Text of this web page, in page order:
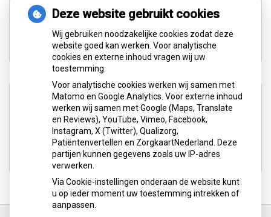
Tel:0513 463 905
praktijk@tandarts-gorredijk.nl
Aangesloten bij:
Deze website gebruikt cookies
Wij gebruiken noodzakelijke cookies zodat deze
website goed kan werken. Voor analytische
cookies en externe inhoud vragen wij uw
toestemming.
Voor analytische cookies werken wij samen met
Matomo en Google Analytics. Voor externe inhoud
werken wij samen met Google (Maps, Translate
en Reviews), YouTube, Vimeo, Facebook,
Instagram, X (Twitter), Qualizorg,
Patiëntenvertellen en ZorgkaartNederland. Deze
partijen kunnen gegevens zoals uw IP-adres
verwerken.
Via Cookie-instellingen onderaan de website kunt
u op ieder moment uw toestemming intrekken of
aanpassen.